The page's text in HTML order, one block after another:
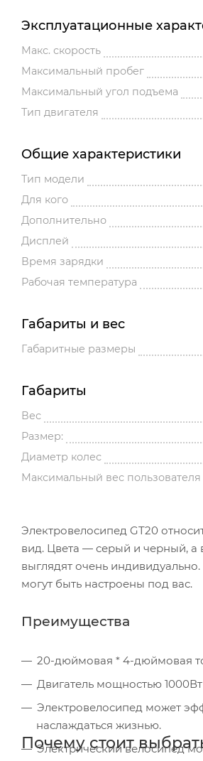
Эксплуатационные
Макс. скорость
Максимальный пробег
Максимальный угол подъема
Тип двигателя
Общие характеристики
Тип модели
Для кого
Дополнительно
Дисплей
Время зарядки
Рабочая температура
Габариты и вес
Габаритные размеры
Габариты
Вес
Размер:
Диаметр колес
Максимальный вес пользователя
Электровелосипед GT20
вид. Цвета — серый и черный, а
выглядят очень
могут быть настроены под вас.
Преимущества
20-дюймовая * 4-дюймовая
Двигатель мощностью
Электровелосипед может
наслаждаться жизнью.
Электрический велосипед
Почему стоит